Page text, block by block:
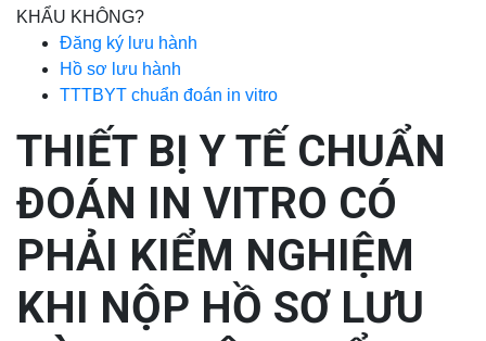
Đăng ký lưu hành
Hồ sơ lưu hành
TTTBYT chuẩn đoán in vitro
THIẾT BỊ Y TẾ CHUẨN
ĐOÁN IN VITRO CÓ
PHẢI KIỂM NGHIỆM
KHI NỘP HỒ SƠ LƯU